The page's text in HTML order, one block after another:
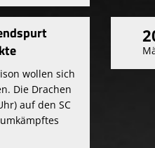
wollen sich
Die Drachen
auf den SC